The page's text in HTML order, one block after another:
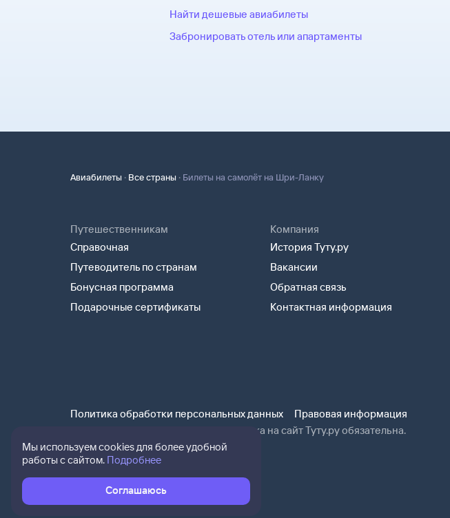
Найти дешевые авиабилеты
Забронировать отель или апартаменты
Авиабилеты · Все страны · Билеты на самолёт на Шри-Ланку
Путешественникам
Справочная
Путеводитель по странам
Бонусная программа
Подарочные сертификаты
Компания
История Туту.ру
Вакансии
Обратная связь
Контактная информация
Политика обработки персональных данных
Правовая информация
При использовании материалов ссылка на сайт Туту.ру обязательна.
Мы используем cookies для более удобной
работы с сайтом. Подробнее
Соглашаюсь